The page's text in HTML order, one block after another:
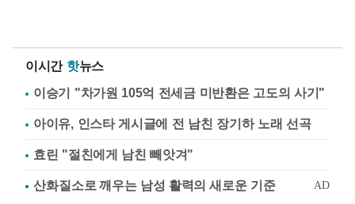
이시간 핫뉴스
이승기 "차가원 105억 전세금 미반환은 고도의 사기"
아이유, 인스타 게시글에 전 남친 장기하 노래 선곡
효린 "절친에게 남친 빼앗겨"